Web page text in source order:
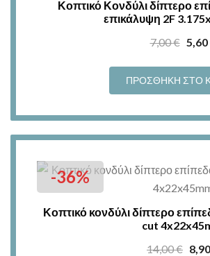
Κοπτικό Κονδύλι δίπτερο
επικάλυψη 2F
7,00€
was:
7,00
5,60
ΠΡΟΣΘΉΚΗ ΣΤΟ
-36%
Κοπτικό κονδύλι δίπτερο
cut
14,00€ 8,90